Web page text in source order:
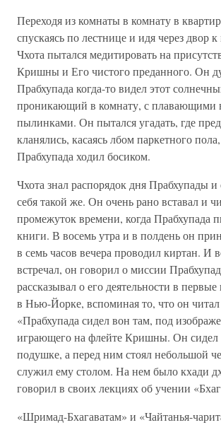
Переходя из комнаты в комнату в
спускаясь по лестнице и идя через двор
Чхота пытался медитировать на
Кришны и Его чистого преданного. Он
Прабхупада когда-то видел этот
проникающий в комнату, с плавающими
пылинками. Он пытался угадать, где
кланялись, касаясь лбом паркетного
Прабхупада ходил босиком.
Чхота знал распорядок дня Прабхупады и
себя такой же. Он очень рано вставал и
промежуток времени, когда Прабхупада
книги. В восемь утра и в полдень он
в семь часов вечера проводил киртан. И
встречал, он говорил о миссии
рассказывал о его деятельности в
в Нью-Йорке, вспоминая то, что он
«Прабхупада сидел вон там, под
играющего на флейте Кришны. Он сидел
подушке, а перед ним стоял небольшой
служил ему столом. На нем было кхади
говорил в своих лекциях об учении
«Шримад-Бхагаватам» и «Чайтанья-